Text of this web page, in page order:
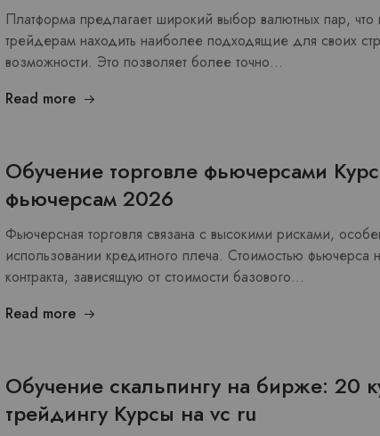
Платформа предлагает широкий выбор валютных пар, что
трейдерам находить наиболее подходящие для своих
возможности. Это позволяет более точно…
Read more
Обучение торговле фьючерсами
фьючерсам 2026
Фьючерсная торговля связана с высокими рисками,
использовании кредитного плеча. Стоимостью фьючерса
контракта, зависящую от стоимости базового…
Read more
Обучение скальпингу на бирже: 20
трейдингу Курсы на vc ru